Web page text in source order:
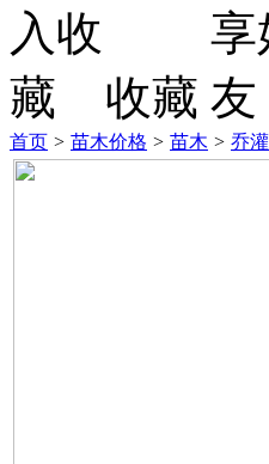
收藏
首页 > 苗木价格 > 苗木 > 乔